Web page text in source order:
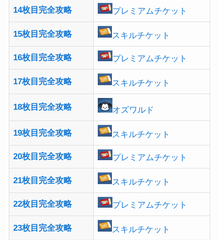
14枚目完全攻略 プレミアムチケット
15枚目完全攻略 スキルチケット
16枚目完全攻略 プレミアムチケット
17枚目完全攻略 スキルチケット
18枚目完全攻略 オズワルド
19枚目完全攻略 スキルチケット
20枚目完全攻略 プレミアムチケット
21枚目完全攻略 スキルチケット
22枚目完全攻略 プレミアムチケット
23枚目完全攻略 スキルチケット